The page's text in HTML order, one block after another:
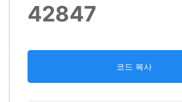
42847
코드 복사